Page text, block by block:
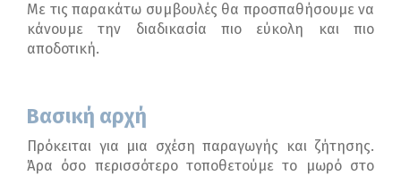
Με τις παρακάτω συμβουλές θα προσπαθήσουμε να
κάνουμε την διαδικασία πιο εύκολη και πιο
αποδοτική.
Βασική αρχή
Πρόκειται για μια σχέση παραγωγής και ζήτησης.
Άρα όσο περισσότερο τοποθετούμε το μωρό στο